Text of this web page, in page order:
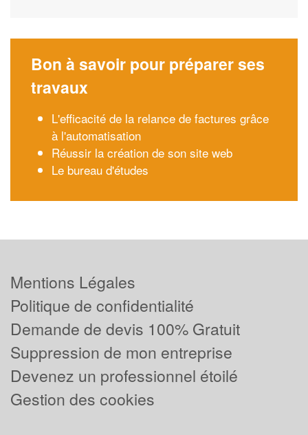
Bon à savoir pour préparer ses
travaux
L'efficacité de la relance de factures grâce
à l'automatisation
Réussir la création de son site web
Le bureau d'études
Mentions Légales
Politique de confidentialité
Demande de devis 100% Gratuit
Suppression de mon entreprise
Devenez un professionnel étoilé
Gestion des cookies